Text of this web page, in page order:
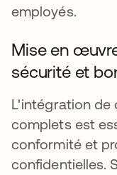
employés.
Mise en
sécurité et
L'intégration de
complets est
conformité et
confidentielles.